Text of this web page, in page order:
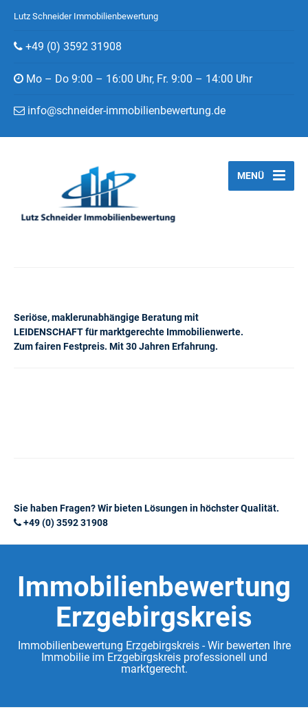
Lutz Schneider Immobilienbewertung
+49 (0) 3592 31908
Mo – Do 9:00 – 16:00 Uhr, Fr. 9:00 – 14:00 Uhr
info@schneider-immobilienbewertung.de
Seriöse, maklerunabhängige Beratung mit
LEIDENSCHAFT für marktgerechte Immobilienwerte.
Zum fairen Festpreis. Mit 30 Jahren Erfahrung.
MENÜ
Sie haben Fragen? Wir bieten Lösungen in höchster Qualität.
+49 (0) 3592 31908
Immobilienbewertung
Erzgebirgskreis
Immobilienbewertung Erzgebirgskreis - Wir bewerten Ihre
Immobilie im Erzgebirgskreis professionell und
marktgerecht.